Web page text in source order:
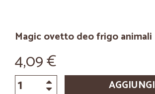
Magic ovetto deo frigo animali
4,09 €
AGGIUNGI